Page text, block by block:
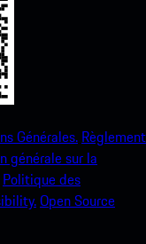
Générales. Règlement
générale sur la
Politique des
Open Source